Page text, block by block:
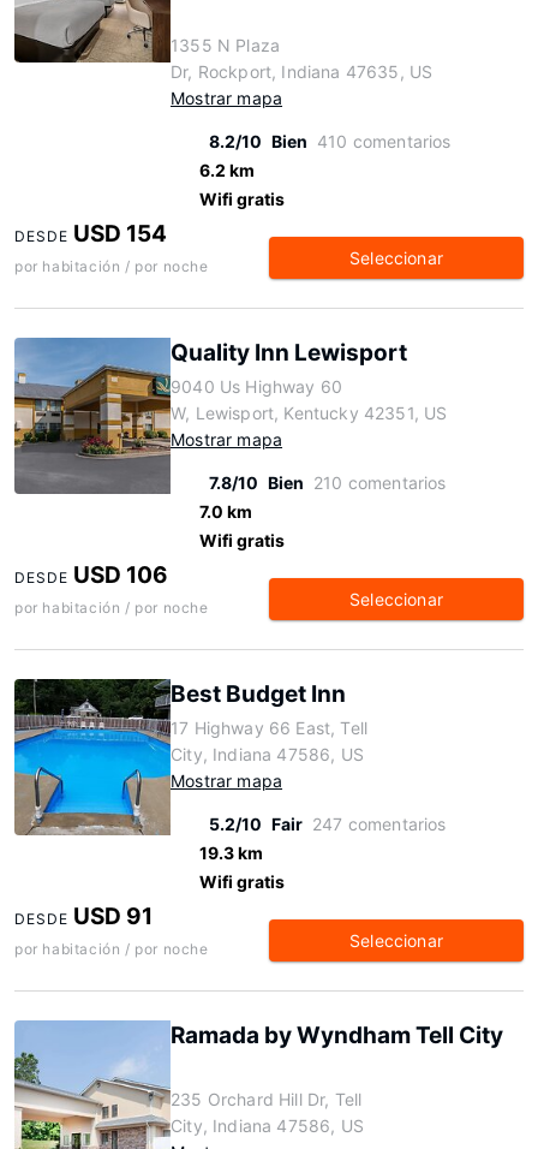
1355 N Plaza
Dr, Rockport, Indiana 47635, US
Mostrar mapa
8.2/10 Bien 410 comentarios
6.2 km
Wifi gratis
DESDE USD 154
por habitación / por noche Seleccionar
Quality Inn Lewisport
9040 Us Highway 60
W, Lewisport, Kentucky 42351, US
Mostrar mapa
7.8/10 Bien 210 comentarios
7.0 km
Wifi gratis
DESDE USD 106
por habitación / por noche Seleccionar
Best Budget Inn
17 Highway 66 East, Tell
City, Indiana 47586, US
Mostrar mapa
5.2/10 Fair 247 comentarios
19.3 km
Wifi gratis
DESDE USD 91
por habitación / por noche Seleccionar
Ramada by Wyndham Tell City
235 Orchard Hill Dr, Tell
City, Indiana 47586, US